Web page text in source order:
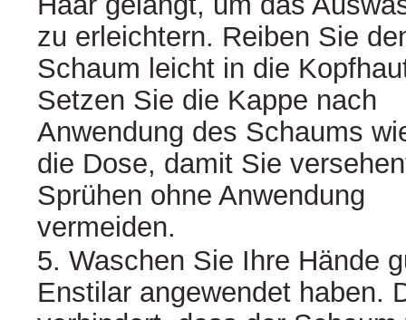
zu erleichtern. Reiben Sie
Schaum leicht in die
Setzen Sie die Kappe nach
Anwendung des Schaums
die Dose, damit Sie
Sprühen ohne Anwendung
vermeiden.
5. Waschen Sie Ihre Hände
Enstilar angewendet haben.